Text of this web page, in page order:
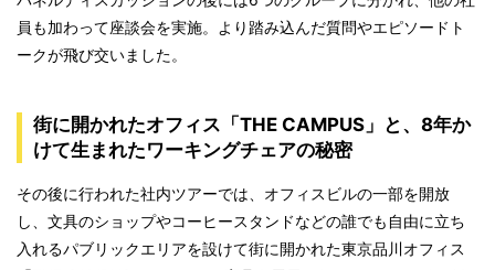
員も加わって座談会を実施。より踏み込んだ質問やエピソードト
ークが飛び交いました。
街に開かれたオフィス「THE CAMPUS」と、8年か
けて生まれたワーキングチェアの秘密
その後に行われた社内ツアーでは、オフィスビルの一部を開放
し、文具のショップやコーヒースタンドなどの誰でも自由に立ち
入れるパブリックエリアを設けて街に開かれた東京品川オフィス